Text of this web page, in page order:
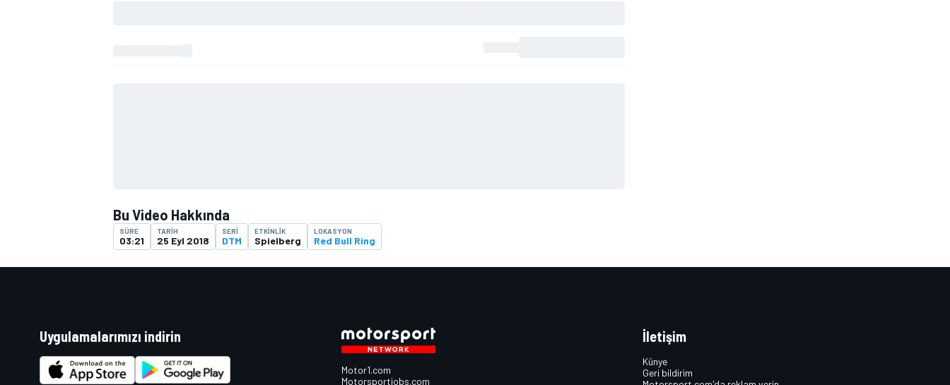
Bu Video Hakkında
SÜRE
03:21
TARIH
25 Eyl 2018
SERI
DTM
ETKINLIK
Spielberg
LOKASYON
Red Bull Ring
Uygulamalarımızı indirin
Motor1.com
Motorsportjobs.com
İletişim
Künye
Geri bildirim